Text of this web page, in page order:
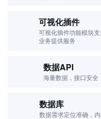
可视化插件
可视化插件功能模块
业务提供服务
数据API
海量数据，接口安
数据库
数据需求定位准确，